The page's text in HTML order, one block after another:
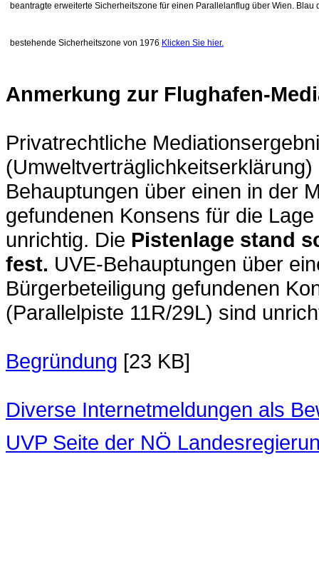
beantragte erweiterte Sicherheitszone für einen Parallelanflug über Wien.
bestehende Sicherheitszone von 1976 Klicken Sie hier.
Anmerkung zur Flughafen-
Privatrechtliche
Behauptungen über einen in der
gefundenen Konsens für die
unrichtig. Die Pistenlage stand
fest. UVE-Behauptungen über
Bürgerbeteiligung gefundenen
(Parallelpiste 11R/29L) sind
Begründung [23 KB]
Diverse Internetmeldungen als
UVP Seite der NÖ